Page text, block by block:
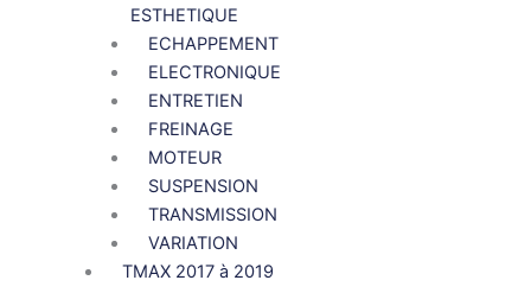
ESTHETIQUE
ECHAPPEMENT
ELECTRONIQUE
ENTRETIEN
FREINAGE
MOTEUR
SUSPENSION
TRANSMISSION
VARIATION
TMAX 2017 à 2019